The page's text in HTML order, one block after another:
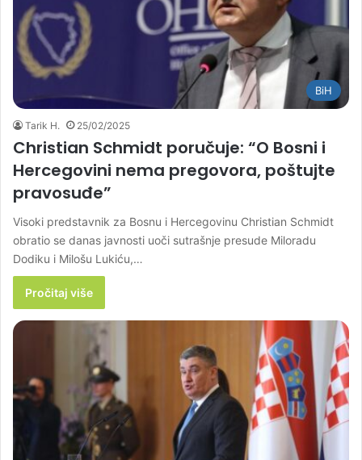
BiH
Tarik H. 25/02/2025
Christian Schmidt poručuje: “O Bosni i
Hercegovini nema pregovora, poštujte
pravosuđe”
Visoki predstavnik za Bosnu i Hercegovinu Christian Schmidt
obratio se danas javnosti uoči sutrašnje presude Miloradu
Dodiku i Milošu Lukiću,…
Pročitaj više